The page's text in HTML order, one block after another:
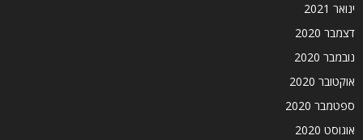
ינואר 2021
דצמבר 2020
נובמבר 2020
אוקטובר 2020
ספטמבר 2020
אוגוסט 2020